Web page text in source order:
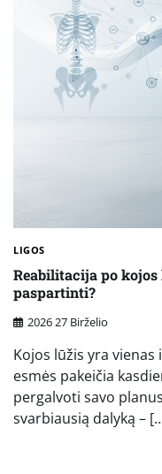
LIGOS
Reabilitacija po
paspartinti?
2026 27 Birželio
Kojos lūžis yra
esmės pakeičia
pergalvoti savo
svarbiausią dalyką –